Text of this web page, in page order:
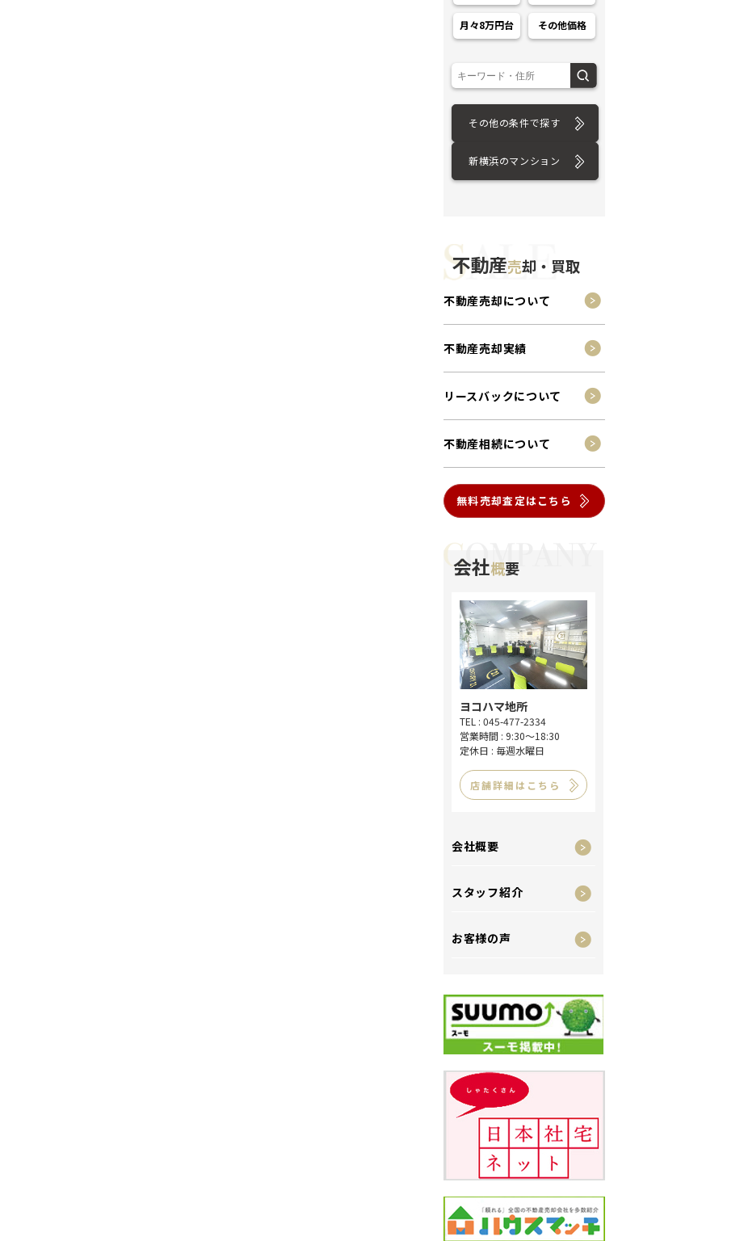
月々8万円台 その他価格
その他の条件で探す
新横浜のマンション
不動産売却・買取
不動産売却について
不動産売却実績
リースバックについて
不動産相続について
無料売却査定はこちら
会社概要
ヨコハマ地所
TEL : 045-477-2334
営業時間 : 9:30～18:30
定休日 : 毎週水曜日
店舗詳細はこちら
会社概要
スタッフ紹介
お客様の声